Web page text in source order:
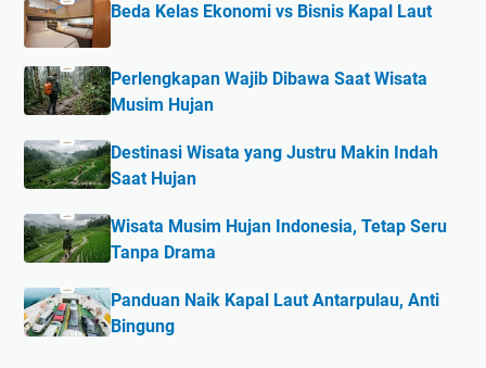
Beda Kelas Ekonomi vs Bisnis Kapal Laut
Perlengkapan Wajib Dibawa Saat Wisata
Musim Hujan
Destinasi Wisata yang Justru Makin Indah
Saat Hujan
Wisata Musim Hujan Indonesia, Tetap Seru
Tanpa Drama
Panduan Naik Kapal Laut Antarpulau, Anti
Bingung